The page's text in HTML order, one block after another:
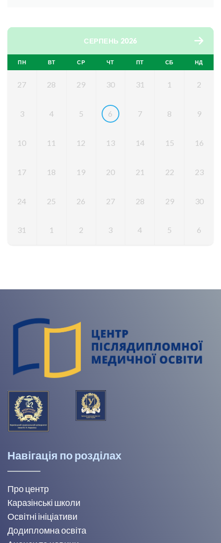
СЕРПЕНЬ 2026
ПН ВТ СР ЧТ ПТ СБ НД
27 28 29 30 31 1 2
3 4 5 6 7 8 9
10 11 12 13 14 15 16
17 18 19 20 21 22 23
24 25 26 27 28 29 30
31 1 2 3 4 5 6
Навігація по розділах
Про центр
Каразінські школи
Освітні ініціативи
Додипломна освіта